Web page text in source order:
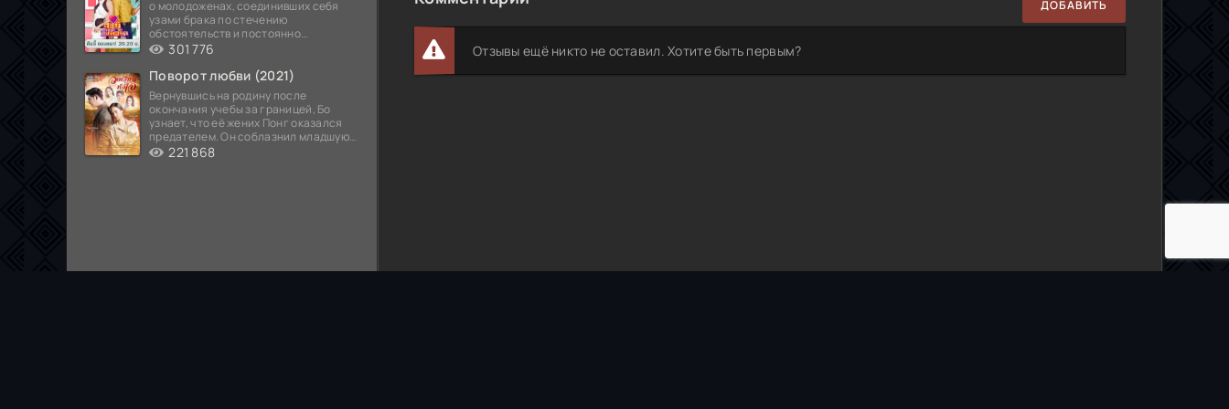
о молодоженах, соединивших себя
узами брака по стечению
обстоятельств и постоянно
попадающих в курьезные ситуации...
301 776
Поворот любви (2021)
Вернувшись на родину после
окончания учебы за границей, Бо
узнает, что её жених Понг оказался
предателем. Он соблазнил младшую
сестру хозяина
221 868
ДОБАВИТЬ
Отзывы ещё никто не оставил. Хотите быть первым?